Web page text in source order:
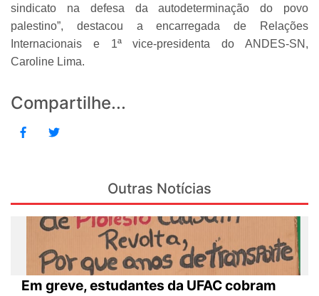
sindicato na defesa da autodeterminação do povo
palestino”, destacou a encarregada de Relações
Internacionais e 1ª vice-presidenta do ANDES-SN,
Caroline Lima.
Compartilhe...
Outras Notícias
Em greve, estudantes da UFAC cobram